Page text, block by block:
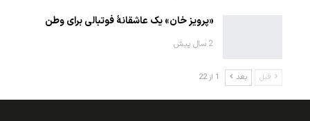
«پرویز خان» یک عاشقانهٔ فوتبالی برای وطن
2 سال پیش
قبل بعد 1 از 22